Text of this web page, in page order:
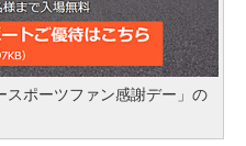
ポーツファン感謝デー」の